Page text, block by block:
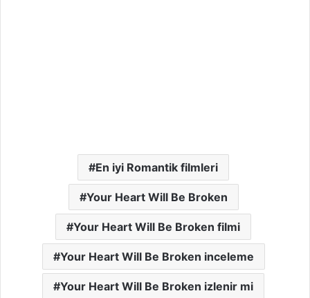
En iyi Romantik filmleri
Your Heart Will Be Broken
Your Heart Will Be Broken filmi
Your Heart Will Be Broken inceleme
Your Heart Will Be Broken izlenir mi